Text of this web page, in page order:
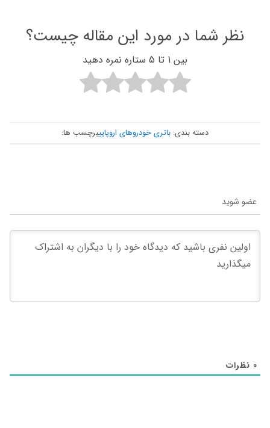
نظر شما در مورد این مقاله چیست؟
بین 1 تا 5 ستاره نمره دهید
دسته بندی: باتری خودروهای اروپاییبرچسب ها:
عضو شوید
0 نظرات